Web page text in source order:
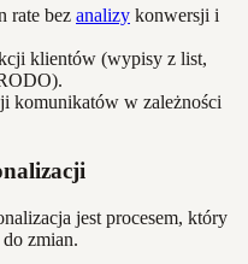
rate bez analizy konwersji i
klientów (wypisy z list,
komunikatów w zależności
jest procesem, który
zmian.